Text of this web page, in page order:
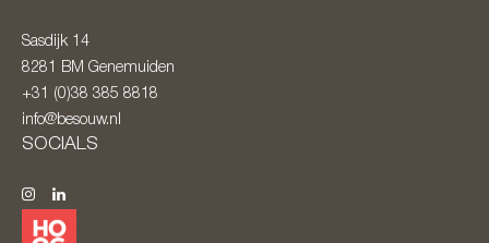
Sasdijk 14
8281 BM Genemuiden
+31 (0)38 385 8818
info@besouw.nl
SOCIALS